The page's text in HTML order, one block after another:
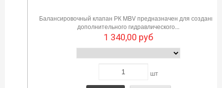
Балансировочный клапан РК MBV предназначен для создания
дополнительного гидравлического...
1 340,00 руб
шт